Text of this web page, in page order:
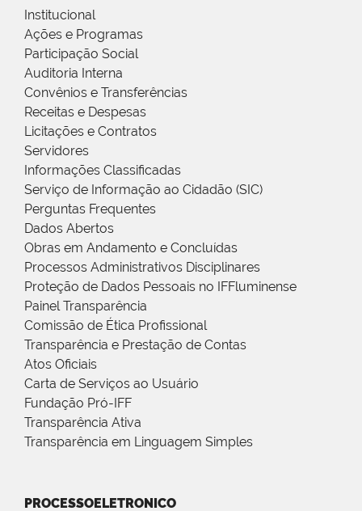
Institucional
Ações e Programas
Participação Social
Auditoria Interna
Convênios e Transferências
Receitas e Despesas
Licitações e Contratos
Servidores
Informações Classificadas
Serviço de Informação ao Cidadão (SIC)
Perguntas Frequentes
Dados Abertos
Obras em Andamento e Concluídas
Processos Administrativos Disciplinares
Proteção de Dados Pessoais no IFFluminense
Painel Transparência
Comissão de Ética Profissional
Transparência e Prestação de Contas
Atos Oficiais
Carta de Serviços ao Usuário
Fundação Pró-IFF
Transparência Ativa
Transparência em Linguagem Simples
PROCESSOELETRONICO